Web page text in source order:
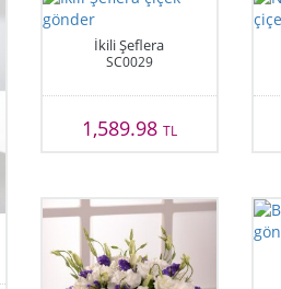
İkili Şeflera
SC0029
1,589.98 TL